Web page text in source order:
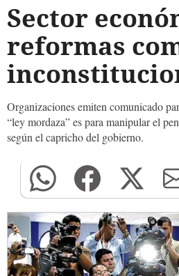
Sector
reformas
Organizaciones emiten comunicado
“ley mordaza” es para manipular el
según el capricho del gobierno.